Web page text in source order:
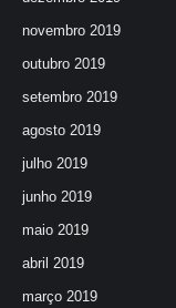
novembro 2019
outubro 2019
setembro 2019
agosto 2019
julho 2019
junho 2019
maio 2019
abril 2019
março 2019